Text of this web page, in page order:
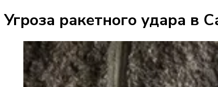
Угроза ракетного удара в